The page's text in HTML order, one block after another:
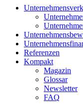
Referenzen
Kompakt
Magazin
Glossar
Newsletter
FAQ